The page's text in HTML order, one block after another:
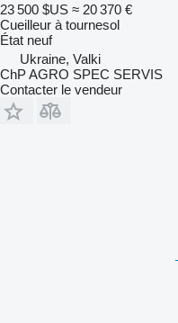
23 500 $US ≈ 20 370 €
Cueilleur à tournesol
État neuf
Ukraine, Valki
ChP AGRO SPEC SERVIS
Contacter le vendeur